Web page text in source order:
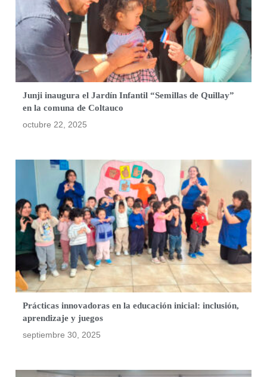
Junji inaugura el Jardín Infantil “Semillas de Quillay”
en la comuna de Coltauco
octubre 22, 2025
Prácticas innovadoras en la educación inicial: inclusión,
aprendizaje y juegos
septiembre 30, 2025